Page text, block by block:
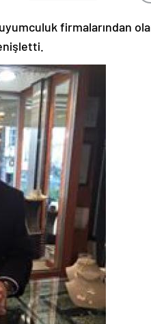
firmalarından